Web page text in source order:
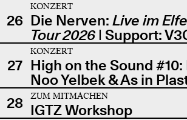
26
KONZERT
Die Nerven: Live im
Tour 2026| Support:
27
KONZERT
High on the Sound #10:
Noo Yelbek & As in
28
ZUM MITMACHEN
IGTZ Workshop